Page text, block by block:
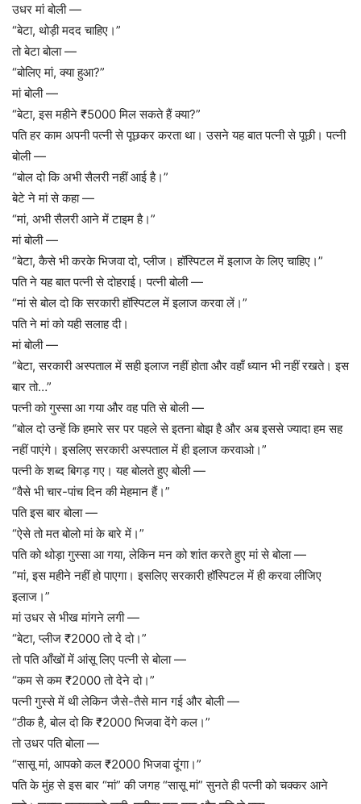
उधर मां बोली —
“बेटा, थोड़ी मदद चाहिए।”
तो बेटा बोला —
“बोलिए मां, क्या हुआ?”
मां बोली —
“बेटा, इस महीने ₹5000 मिल सकते हैं क्या?”
पति हर काम अपनी पत्नी से पूछकर करता था। उसने यह बात पत्नी से पूछी। पत्नी
बोली —
“बोल दो कि अभी सैलरी नहीं आई है।”
बेटे ने मां से कहा —
“मां, अभी सैलरी आने में टाइम है।”
मां बोली —
“बेटा, कैसे भी करके भिजवा दो, प्लीज। हॉस्पिटल में इलाज के लिए चाहिए।”
पति ने यह बात पत्नी से दोहराई। पत्नी बोली —
“मां से बोल दो कि सरकारी हॉस्पिटल में इलाज करवा लें।”
पति ने मां को यही सलाह दी।
मां बोली —
“बेटा, सरकारी अस्पताल में सही इलाज नहीं होता और वहाँ ध्यान भी नहीं रखते। इस
बार तो…”
पत्नी को गुस्सा आ गया और वह पति से बोली —
“बोल दो उन्हें कि हमारे सर पर पहले से इतना बोझ है और अब इससे ज्यादा हम सह
नहीं पाएंगे। इसलिए सरकारी अस्पताल में ही इलाज करवाओ।”
पत्नी के शब्द बिगड़ गए। यह बोलते हुए बोली —
“वैसे भी चार-पांच दिन की मेहमान हैं।”
पति इस बार बोला —
“ऐसे तो मत बोलो मां के बारे में।”
पति को थोड़ा गुस्सा आ गया, लेकिन मन को शांत करते हुए मां से बोला —
“मां, इस महीने नहीं हो पाएगा। इसलिए सरकारी हॉस्पिटल में ही करवा लीजिए
इलाज।”
मां उधर से भीख मांगने लगी —
“बेटा, प्लीज ₹2000 तो दे दो।”
तो पति आँखों में आंसू लिए पत्नी से बोला —
“कम से कम ₹2000 तो देने दो।”
पत्नी गुस्से में थी लेकिन जैसे-तैसे मान गई और बोली —
“ठीक है, बोल दो कि ₹2000 भिजवा देंगे कल।”
तो उधर पति बोला —
“सासू मां, आपको कल ₹2000 भिजवा दूंगा।”
पति के मुंह से इस बार “मां” की जगह “सासू मां” सुनते ही पत्नी को चक्कर आने